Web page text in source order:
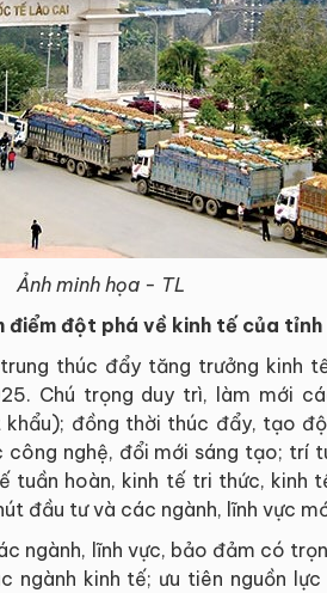
Ảnh minh họa - TL
đột phá về kinh tế của
thúc đẩy tăng trưởng kinh
Chú trọng duy trì, làm mới
đồng thời thúc đẩy, tạo
nghệ, đổi mới sáng tạo; trí
tuần hoàn, kinh tế tri thức, kinh
đầu tư và các ngành, lĩnh vực
ngành, lĩnh vực, bảo đảm có
ngành kinh tế; ưu tiên nguồn